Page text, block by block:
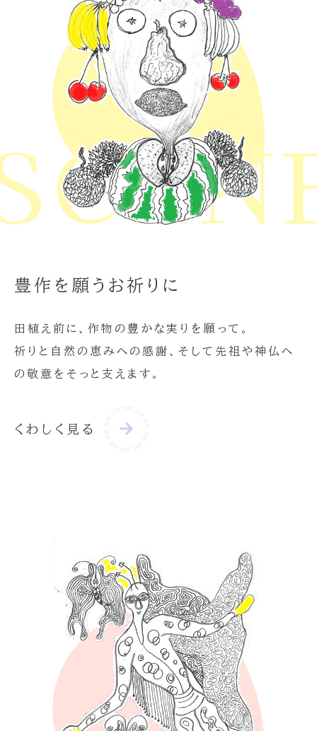
豊作を願うお祈りに
田植え前に、作物の豊かな実りを願って。
祈りと自然の恵みへの感謝、そして先祖や神仏へ
の敬意をそっと支えます。
くわしく見る